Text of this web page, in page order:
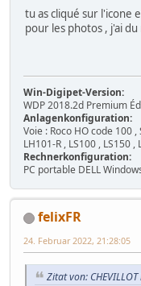
tu as cliqué sur l'icone
pour les photos , j'ai
Win-Digipet-Version:
WDP 2018.2d Premium
Anlagenkonfiguration:
Voie : Roco HO code 100
LH101-R , LS100 , LS150 ,
Rechnerkonfiguration:
PC portable DELL
felixFR
24. Februar 2022, 21:28:05
Zitat von: